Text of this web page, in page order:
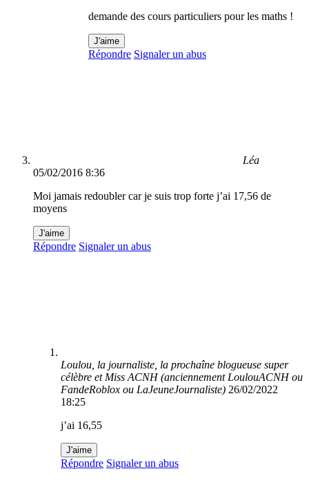
demande des cours particuliers pour les maths !
J'aime
Répondre Signaler un abus
Léa
05/02/2016 8:36
Moi jamais redoubler car je suis trop forte j’ai 17,56 de
moyens
J'aime
Répondre Signaler un abus
Loulou, la journaliste, la prochaîne blogueuse super
célèbre et Miss ACNH (anciennement LoulouACNH ou
FandeRoblox ou LaJeuneJournaliste) 26/02/2022
18:25
j’ai 16,55
J'aime
Répondre Signaler un abus